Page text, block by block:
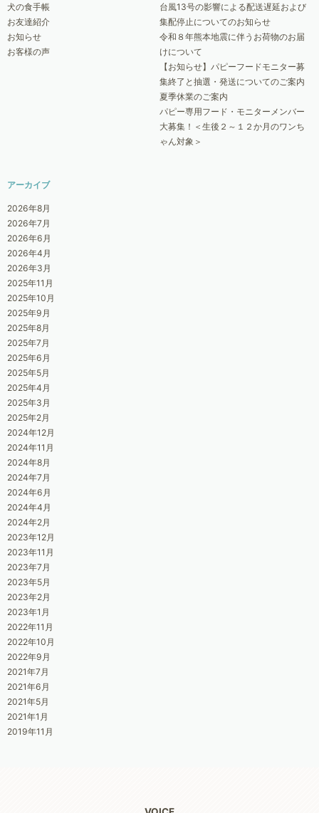
犬の食手帳
お友達紹介
お知らせ
お客様の声
台風13号の影響による配送遅延および
集配停止についてのお知らせ
令和８年熊本地震に伴うお荷物のお届
けについて
【お知らせ】パピーフードモニター募
集終了と抽選・発送についてのご案内
夏季休業のご案内
パピー専用フード・モニターメンバー
大募集！＜生後２～１２か月のワンち
ゃん対象＞
アーカイブ
2026年8月
2026年7月
2026年6月
2026年4月
2026年3月
2025年11月
2025年10月
2025年9月
2025年8月
2025年7月
2025年6月
2025年5月
2025年4月
2025年3月
2025年2月
2024年12月
2024年11月
2024年8月
2024年7月
2024年6月
2024年4月
2024年2月
2023年12月
2023年11月
2023年7月
2023年5月
2023年2月
2023年1月
2022年11月
2022年10月
2022年9月
2021年7月
2021年6月
2021年5月
2021年1月
2019年11月